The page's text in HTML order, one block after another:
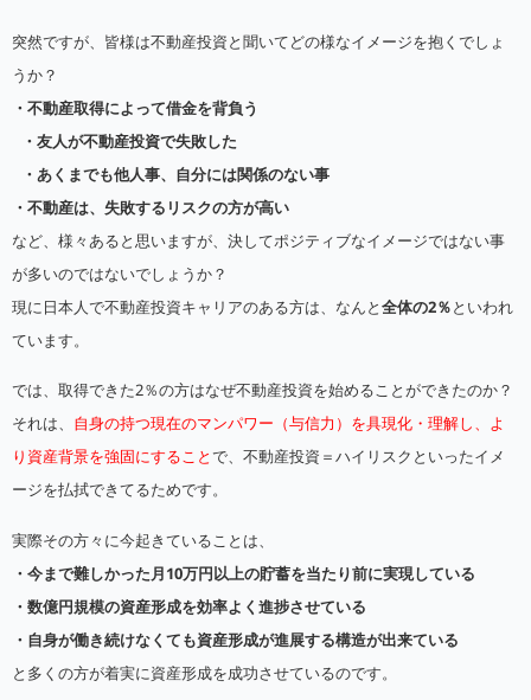
突然ですが、皆様は不動産投資と聞いてどの様なイメージを抱くでしょ
うか？
・不動産取得によって借金を背負う
・友人が不動産投資で失敗した
・あくまでも他人事、自分には関係のない事
・不動産は、失敗するリスクの方が高い
など、様々あると思いますが、決してポジティブなイメージではない事
が多いのではないでしょうか？
現に日本人で不動産投資キャリアのある方は、なんと全体の2％といわれ
ています。
では、取得できた2％の方はなぜ不動産投資を始めることができたのか？
それは、 自身の持つ現在のマンパワー（与信力）を具現化・理解し、よ
り資産背景を強固にすることで、不動産投資＝ハイリスクといったイメ
ージを払拭できてるためです。
実際その方々に今起きていることは、
・今まで難しかった月10万円以上の貯蓄を当たり前に実現している
・数億円規模の資産形成を効率よく進捗させている
・自身が働き続けなくても資産形成が進展する構造が出来ている
と多くの方が着実に資産形成を成功させているのです。